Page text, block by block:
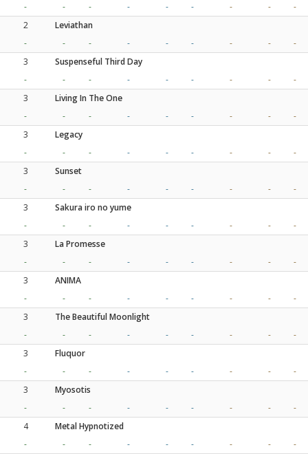
-
- - - - - - -
-
2
Leviathan
-
- - - - - - -
-
3
Suspenseful Third Day
-
- - - - - - -
-
3
Living In The One
-
- - - - - - -
-
3
Legacy
-
- - - - - - -
-
3
Sunset
-
- - - - - - -
-
3
Sakura iro no yume
-
- - - - - - -
-
3
La Promesse
-
- - - - - - -
-
3
ANIMA
-
- - - - - - -
-
3
The Beautiful Moonlight
-
- - - - - - -
-
3
Fluquor
-
- - - - - - -
-
3
Myosotis
-
- - - - - - -
-
4
Metal Hypnotized
-
- - - - - - -
-